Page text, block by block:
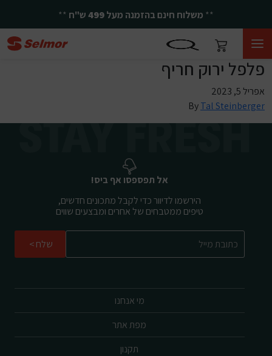
** משלוח חינם בהזמנה מעל499ש"ח **
פלפל ירוק חריף
אפריל 5, 2023
ByTal Steinberger
מי אנחנו
מפת אתר
תקנון
אל תפספסו אף ביס!
הירשמו לדיוור כדי לקבל מתכונים חדשים,
טיפים ממטבחים של אחרים ומבצעים שווים
שלח